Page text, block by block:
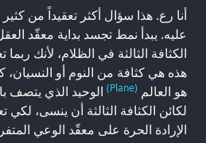
أنا رع. هذا سؤال أكثر تعقيداً من كثير
عليه. يبدأ نمط تجسد بداية معقّد
الكثافة الثالثة في الظلام، لأنك ربما
هذه هي كثافة من النوم أو النسيان،
هو العالم (Plane)
الوحيد الذي يتصف
لكائن الكثافة الثالثة أن ينسى، لكي
الإرادة الحرة على معقّد الوعي